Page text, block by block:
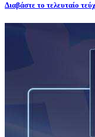
Διαβάστε το τελευταίο